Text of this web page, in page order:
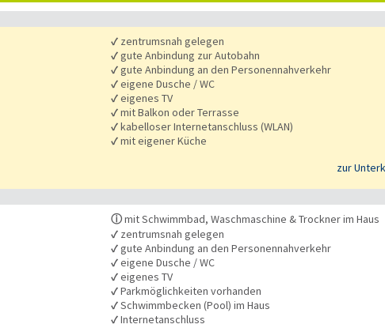
✓ zentrumsnah gelegen
✓gute Anbindung zur Autobahn
✓gute Anbindung an den Personennahverkehr
✓eigene Dusche / WC
✓eigenes TV
✓mit Balkon oder Terrasse
✓kabelloser Internetanschluss (WLAN)
✓mit eigener Küche
zur
ⓘmit Schwimmbad, Waschmaschine & Trockner im Haus
✓ zentrumsnah gelegen
✓gute Anbindung an den Personennahverkehr
✓eigene Dusche / WC
✓eigenes TV
✓Parkmöglichkeiten vorhanden
✓Schwimmbecken (Pool) im Haus
✓Internetanschluss